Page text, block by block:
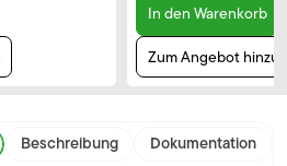
In den Warenkorb
Zum Angebot
Beschreibung Dokumentation